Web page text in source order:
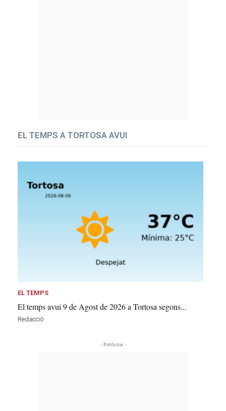
EL TEMPS A TORTOSA AVUI
EL TEMPS
El temps avui 9 de Agost de 2026 a Tortosa segons...
Redacció
- Publicitat -